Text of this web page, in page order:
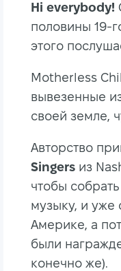
Hi everybody!
половины 19-
этого
Motherless
вывезенные
своей земле,
Авторство
Singers из
чтобы
музыку, и уже
Америке, а
были
конечно же).